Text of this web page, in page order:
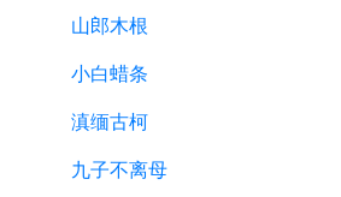
山郎木根
小白蜡条
滇缅古柯
九子不离母